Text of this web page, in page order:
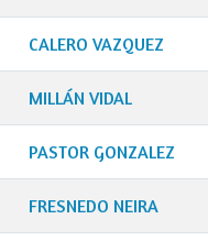
CALERO VAZQUEZ
MILLÁN VIDAL
PASTOR GONZALEZ
FRESNEDO NEIRA